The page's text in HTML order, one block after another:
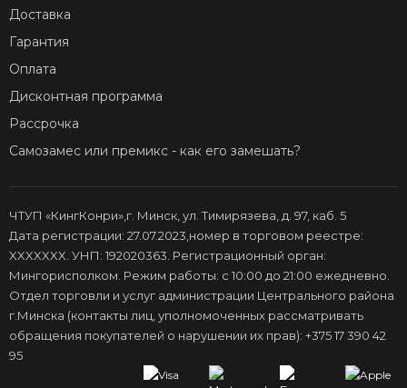
Доставка
Гарантия
Оплата
Дисконтная программа
Рассрочка
Самозамес или премикс - как его замешать?
ЧТУП «КингКонри»,г. Минск, ул. Тимирязева, д. 97, каб. 5
Дата регистрации: 27.07.2023,номер в торговом реестре:
XXXXXXX. УНП: 192020363. Регистрационный орган:
Мингорисполком. Режим работы: с 10:00 до 21:00 ежедневно.
Отдел торговли и услуг администрации Центрального района
г.Минска (контакты лиц, уполномоченных рассматривать
обращения покупателей о нарушении их прав): +375 17 390 42
95